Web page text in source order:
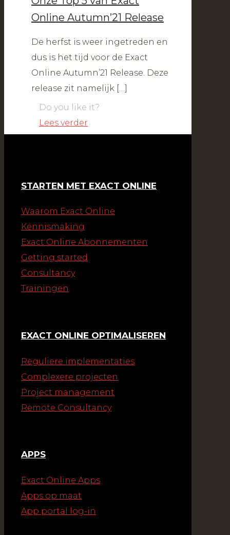
Online Autumn’21 Release
De herfst is weer ingetreden en
dus is het tijd voor de Exact
Online Autumn’21 Release. Deze
release zit namelijk […]
Do you like it?
Lees verder
STARTEN MET EXACT ONLINE
Waarom Exact Online
Kennismaking
Exact Online Abonnementen
Getting started
Consultancy
Trainingen
EXACT ONLINE OPTIMALISEREN
Reguliere implementaties
Complexere projecten
Project management
Remote Consultancy
APPS
Exact Online Apps
Apps op maat
App portal log-in